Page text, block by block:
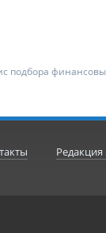
подбора
Редакция